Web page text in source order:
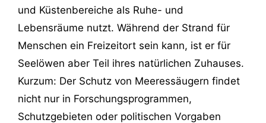
und Küstenbereiche als Ruhe- und
Lebensräume nutzt. Während der Strand für
Menschen ein Freizeitort sein kann, ist er für
Seelöwen aber Teil ihres natürlichen Zuhauses.
Kurzum: Der Schutz von Meeressäugern findet
nicht nur in Forschungsprogrammen,
Schutzgebieten oder politischen Vorgaben